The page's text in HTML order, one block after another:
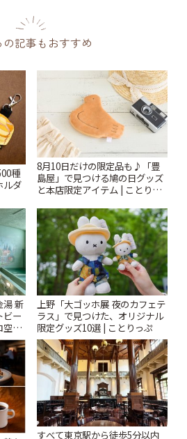
の記事もおすすめ
種
ルダ
っ
8月10日だけの限定品も♪「豊
島屋」で見つける鳩の日グッズ
と本店限定アイテム | ことりっ
湯 新
ビー
空間
上野「大ゴッホ展 夜のカフェテ
ラス」で見つけた、オリジナル
限定グッズ10選 | ことりっぷ
すべて東京駅から徒歩5分以内